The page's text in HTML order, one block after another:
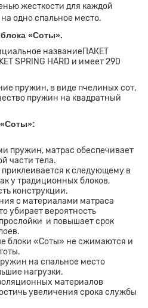
жесткости для каждой
одно спальное место.
«Соты».
названиеПАКЕТ
SPRING HARD и имеет 290
пружин, в виде пчелиных сот,
пружин на квадратный
пружин, матрас обеспечивает
части тела.
к следующему в
у традиционных блоков,
конструкции.
с материалами матраса
убирает вероятность
и повышает срок
«Соты» не сжимаются и
на спальное место
нагрузки.
материалов
увеличения срока службы